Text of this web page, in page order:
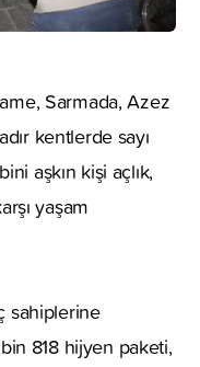
Sarmada, Azez
kentlerde sayı
aşkın kişi açlık,
yaşam
sahiplerine
818 hijyen paketi,